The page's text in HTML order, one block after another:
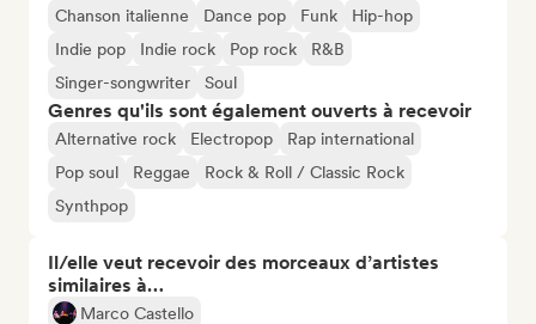
Chanson italienne Dance pop Funk
Hip-hop
Indie pop
Indie rock Pop rock
R&B
Singer-songwriter
Soul
Genres qu'ils sont également ouverts à recevoir
Alternative rock Electropop
Rap international
Pop soul
Reggae
Rock & Roll / Classic Rock
Synthpop
Il/elle veut recevoir des morceaux d’artistes
similaires à…
Marco Castello